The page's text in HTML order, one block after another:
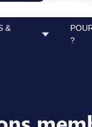
&
?